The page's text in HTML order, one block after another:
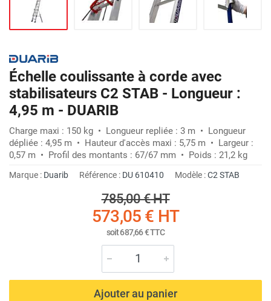
Échelle coulissante à corde avec
stabilisateurs C2 STAB - Longueur :
4,95 m - DUARIB
Charge maxi : 150 kg • Longueur repliée : 3 m • Longueur
dépliée : 4,95 m • Hauteur d'accès maxi : 5,75 m • Largeur :
0,57 m • Profil des montants : 67/67 mm • Poids : 21,2 kg
Marque : Duarib Référence : DU 610410 Modèle :C2 STAB
785,00 €HT
573,05 € HT
soit687,66 €TTC
Ajouter au panier